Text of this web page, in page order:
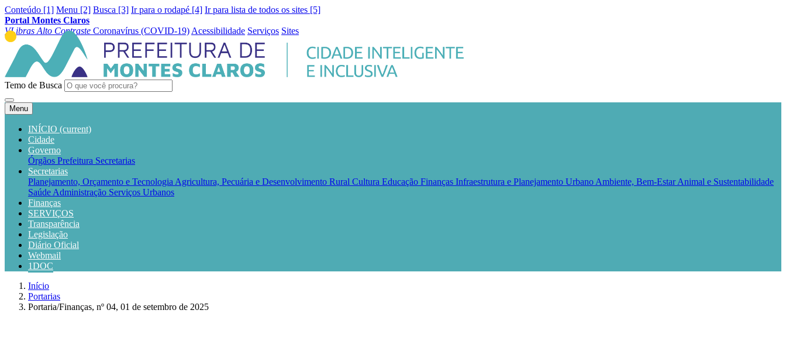
Conteúdo [1] Menu [2] Busca [3] Ir para o rodapé [4] Ir para lista de todos os sites [5]
Portal Montes Claros
VLibras Alto Contraste Coronavírus (COVID-19) Acessibilidade Serviços Sites
Temo de Busca
Menu
INÍCIO (current)
Cidade
Governo
Órgãos Prefeitura Secretarias
Secretarias
Planejamento, Orçamento e Tecnologia Agricultura, Pecuária e Desenvolvimento Rural Cultura Educação Finanças Infraestrutura e Planejamento Urbano Ambiente, Bem-Estar Animal e Sustentabilidade
Saúde Administração Serviços Urbanos
Finanças
SERVIÇOS
Transparência
Legislação
Diário Oficial
Webmail
1DOC
Início
Portarias
Portaria/Finanças, nº 04, 01 de setembro de 2025